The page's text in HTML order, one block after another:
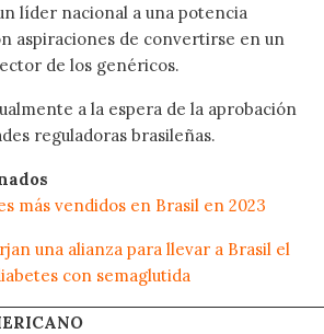
líder nacional a una potencia
aspiraciones de convertirse en un
de los genéricos.
a la espera de la aprobación
reguladoras brasileñas.
más vendidos en Brasil en 2023
una alianza para llevar a Brasil el
con semaglutida